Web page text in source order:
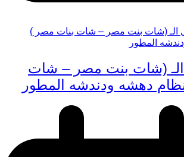
(شات بنت مصر – شات
دهشه ودندشه المطور